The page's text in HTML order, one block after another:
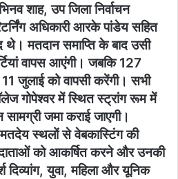
शाह, उप जिला निर्वाचन
अधिकारी आरके पांडेय सहित
थे। मतदान समाप्ति के बाद उसी
वापस आएंगी। जबकि 127
11 जुलाई को वापसी करेंगी। सभी
कॉलेज गोपेश्वर में स्थित स्ट्रांग रूम में
सामग्री जमा कराई जाएगी।
स्थलों से वेबकास्टिंग की
को आकर्षित करने और उनकी
युवा, महिला और यूनिक